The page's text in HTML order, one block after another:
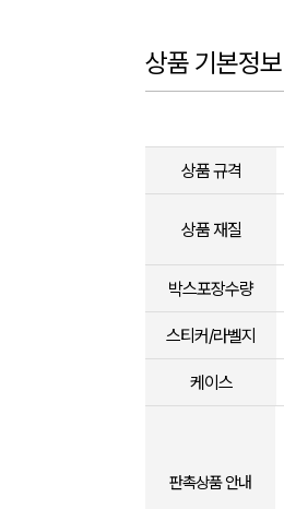
상품 기본정보
상품 규격
상품 재질
박스포장수량
스티커/라벨지
케이스
판촉상품 안내